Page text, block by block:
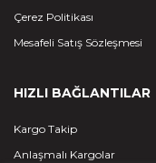
Çerez Politikası
Mesafeli Satış Sözleşmesi
HIZLI BAĞLANTILAR
Kargo Takip
Anlaşmalı Kargolar